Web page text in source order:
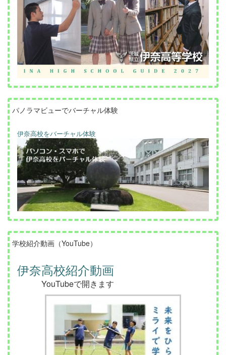
パノラマビューでバーチャル体験
伊奈高校をバーチャル体験
学校紹介動画（YouTube）
伊奈高校紹介動画
YouTubeで開きます